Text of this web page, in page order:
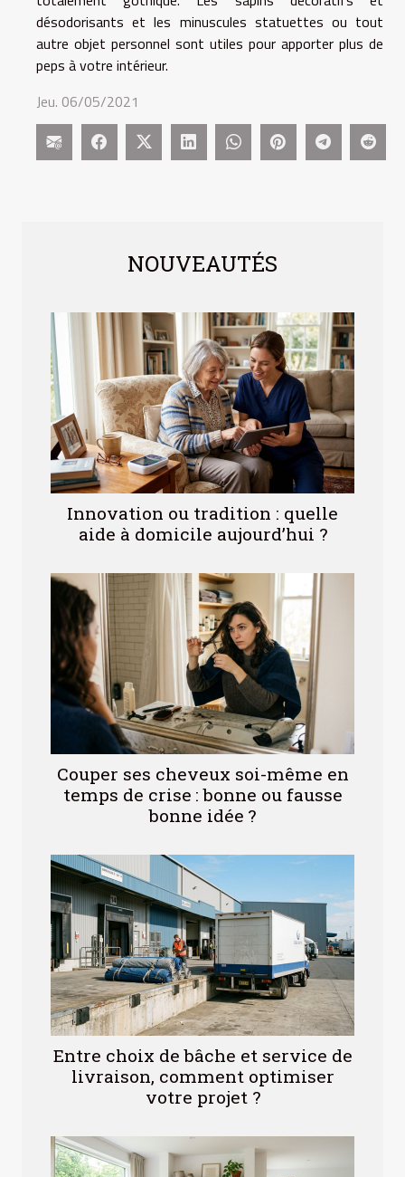
NOUVEAUTÉS
Innovation ou tradition : quelle
aide à domicile aujourd’hui ?
Couper ses cheveux soi-même en
temps de crise : bonne ou fausse
bonne idée ?
Entre choix de bâche et service de
livraison, comment optimiser
votre projet ?
désodorisants et les minuscules statuettes ou tout
autre objet personnel sont utiles pour apporter plus de
peps à votre intérieur.
Jeu. 06/05/2021